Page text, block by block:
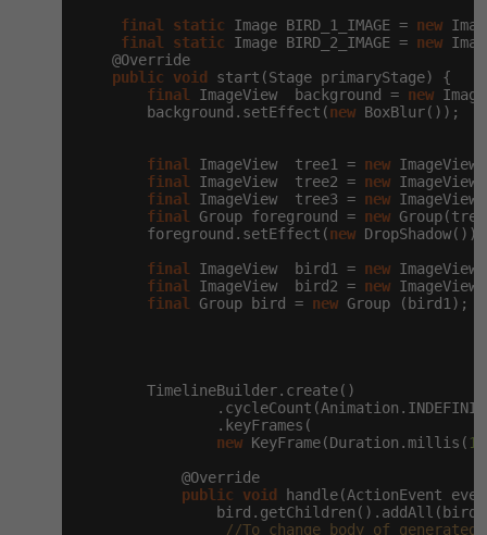
Digitální gramotnost
Marketing -30%
WordPress
-30%
Business
-25%
Google Dokumenty
Time management
Photoshop
Adobe Illustrator
Adobe Lightroom -30%
Adobe XD -15%
Adobe InDesign -25%
Adobe After Effects
-80%
final
static Image BIRD_1_IMAGE = new
final
static Image BIRD_2_IMAGE = new
    @Override
public
void
start(Stage primaryStage) {
final
ImageView  background = new
        background.setEffect(
new BoxBlur());
final ImageView  tree1 = new
final
ImageView  tree2 = new
final
ImageView  tree3 = new
final
Group foreground = new
        foreground.setEffect(
new DropShadow());
final
ImageView  bird1 = new
final
ImageView  bird2 = new
final
Group bird = new Group (bird1);
        TimelineBuilder.create()
                .keyFrames(
new KeyFrame(Duration.millis(
            @Override
public
void
handle(ActionEvent
//To change body of